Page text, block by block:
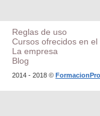
Reglas de uso
Cursos ofrecidos en el
La empresa
Blog
2014 - 2018 ©